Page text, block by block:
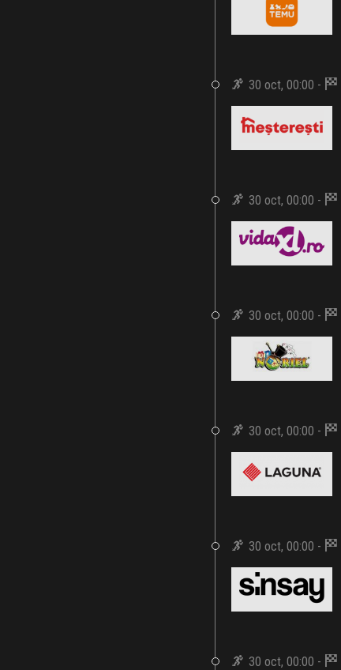
30 oct, 00:00 -
30 oct, 00:00 -
30 oct, 00:00 -
30 oct, 00:00 -
30 oct, 00:00 -
30 oct, 00:00 -